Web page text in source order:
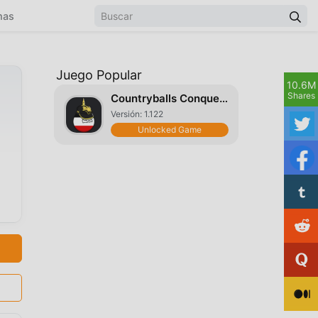
Juego Popular
Countryballs Conquest
Versión: 1.122
Unlocked Game
10.6M
Shares